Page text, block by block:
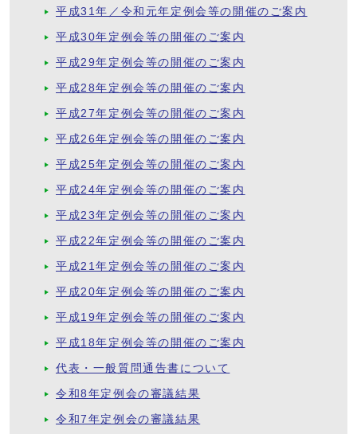
平成31年／令和元年定例会等の開催のご案内
平成30年定例会等の開催のご案内
平成29年定例会等の開催のご案内
平成28年定例会等の開催のご案内
平成27年定例会等の開催のご案内
平成26年定例会等の開催のご案内
平成25年定例会等の開催のご案内
平成24年定例会等の開催のご案内
平成23年定例会等の開催のご案内
平成22年定例会等の開催のご案内
平成21年定例会等の開催のご案内
平成20年定例会等の開催のご案内
平成19年定例会等の開催のご案内
平成18年定例会等の開催のご案内
代表・一般質問通告書について
令和8年定例会の審議結果
令和7年定例会の審議結果